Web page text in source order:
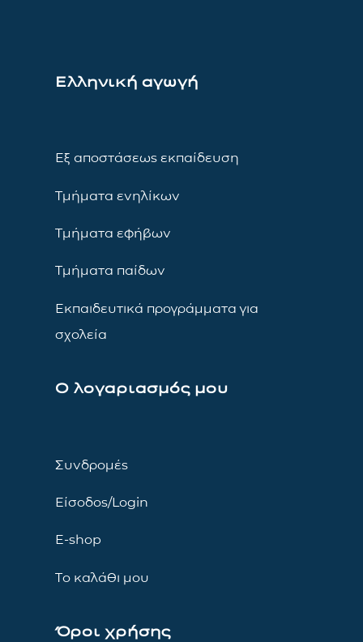
Ελληνική αγωγή
Εξ αποστάσεως εκπαίδευση
Τμήματα ενηλίκων
Τμήματα εφήβων
Τμήματα παίδων
Εκπαιδευτικά προγράμματα για
σχολεία
Ο λογαριασμός μου
Συνδρομές
Είσοδος/Login
E-shop
Το καλάθι μου
Όροι χρήσης